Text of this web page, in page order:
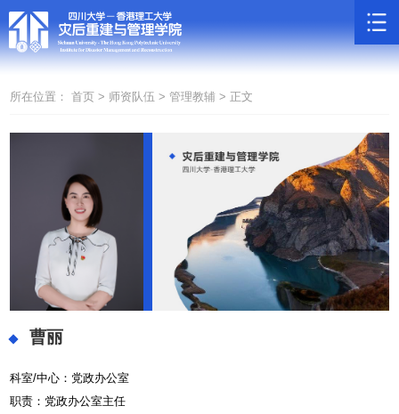
所在位置： 首页 > 师资队伍 >管理教辅 > 正文
曹丽
科室/中心： 党政办公室
职责： 党政办公室主任